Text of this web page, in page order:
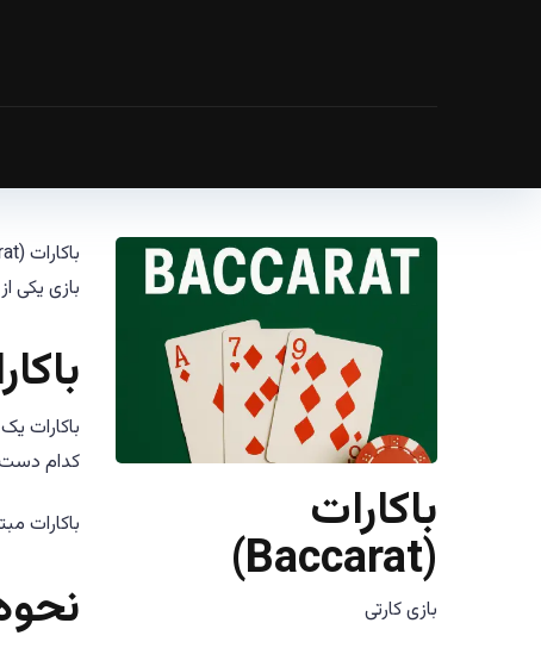
باکارات
(Baccarat)
بازی کارتی
بازی یکی
باکارات
کدام دست به 9 نزدیک است و یا اینکه هر دو دست
باکارات